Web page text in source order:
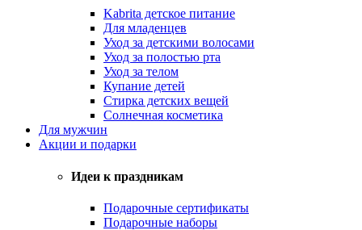
Kabrita детское питание
Для младенцев
Уход за детскими волосами
Уход за полостью рта
Уход за телом
Купание детей
Стирка детских вещей
Солнечная косметика
Для мужчин
Акции и подарки
Идеи к праздникам
Подарочные сертификаты
Подарочные наборы